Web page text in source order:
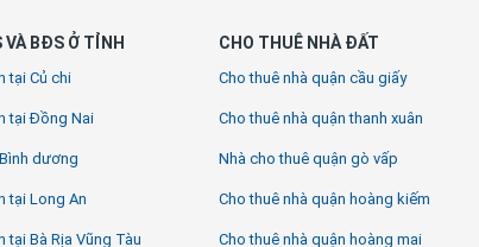
VÀ BĐS Ở TỈNH
tại Củ chi
tại Đồng Nai
dương
tại Long An
tại Bà Rịa Vũng Tàu
CHO THUÊ NHÀ ĐẤT
Cho thuê nhà quận cầu giấy
Cho thuê nhà quận thanh xuân
Nhà cho thuê quận gò vấp
Cho thuê nhà quận hoàng kiếm
Cho thuê nhà quận hoàng mai